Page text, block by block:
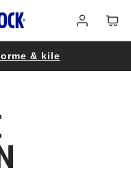
på
& kile